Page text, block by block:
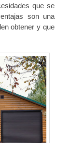
que se
son una
obtener y que